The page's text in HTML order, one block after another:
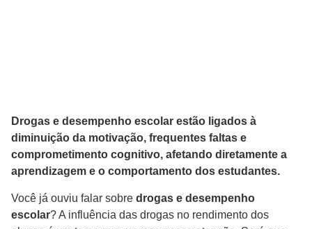
Drogas e desempenho escolar estão ligados à
diminuição da motivação, frequentes faltas e
comprometimento cognitivo, afetando diretamente a
aprendizagem e o comportamento dos estudantes.
Você já ouviu falar sobre drogas e desempenho
escolar? A influência das drogas no rendimento dos